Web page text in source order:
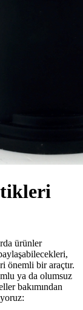
ürünler
önemli bir araçtır.
ya da olumsuz
bakımından